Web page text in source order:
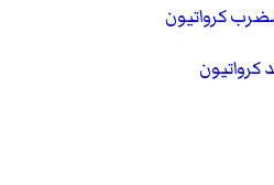
كرواتيون
كرواتيون